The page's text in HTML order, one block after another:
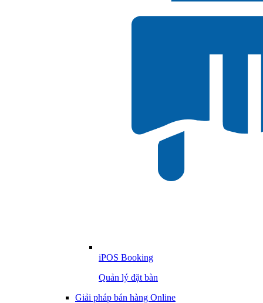
iPOS Booking
Quản lý đặt bàn
Giải pháp bán hàng Online